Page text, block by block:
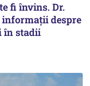
fi învins. Dr.
informații despre
în stadii